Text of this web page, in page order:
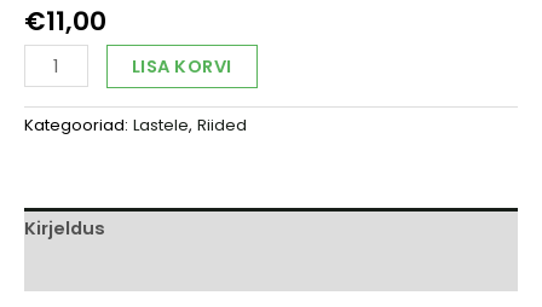
€11,00
Nokkrätik
"Lennuk"
kogus
LISA KORVI
Alternative:
Kategooriad: Lastele, Riided
Kirjeldus